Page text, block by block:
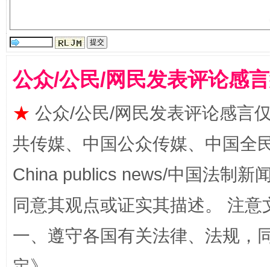
受贿1.44亿！段成刚被判无期 从幼
公众/公民/网民发表评论感
★ 公众/公民/网民发表评论感言
共传媒、中国公众传媒、中国全
China publics news/中国法制新
同意其观点或证实其描述。 注
一、遵守各国有关法律、法规，